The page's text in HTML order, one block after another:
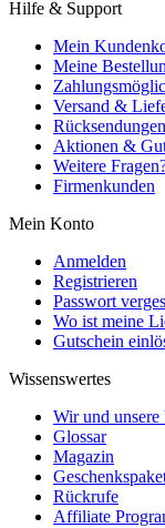
Hilfe & Support
Mein
Meine
Versand &
Aktionen &
Weitere
Firmenkunden
Mein Konto
Anmelden
Registrieren
Passwort
Wo ist meine
Gutschein
Wissenswertes
Wir und
Glossar
Magazin
Rückrufe
Affiliate